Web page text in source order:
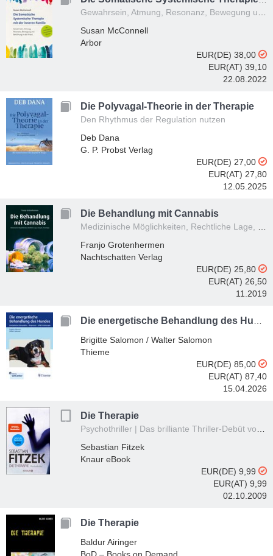
Gewahrsein, Atmung, Resonanz, Bewegung und Berührung in der Praxis – Vorwort von Richard C. Schwartz. Mit Fallbeispielen und zahlreichen Übungen
Susan McConnell
Arbor
EUR(DE) 38,00
EUR(AT) 39,10
22.08.2022
Die Polyvagal-Theorie in der Therapie
Den Rhythmus der Regulation nutzen
Deb Dana
G. P. Probst Verlag
EUR(DE) 27,00
EUR(AT) 27,80
12.05.2025
Die Behandlung mit Cannabis
Medizinische Möglichkeiten, Rechtliche Lage, Rezepte, Praxistipps
Franjo Grotenhermen
Nachtschatten Verlag
EUR(DE) 25,80
EUR(AT) 26,50
11.2019
Brigitte Salomon / Walter Salomon
Thieme
EUR(DE) 85,00
EUR(AT) 87,40
15.04.2026
Die Therapie
Psychothriller | Das brilliante Thriller-Debüt von Sebastian Fitzek
Sebastian Fitzek
Knaur eBook
EUR(DE) 9,99
EUR(AT) 9,99
02.10.2009
Die Therapie
Baldur Airinger